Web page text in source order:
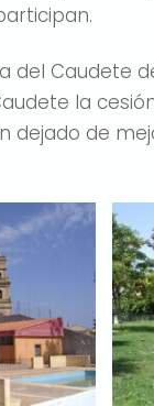
del Caudete
la
dejado de